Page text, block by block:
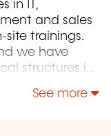
in IT,
and sales
site trainings.
we have
structures in
topics: Java,
See more